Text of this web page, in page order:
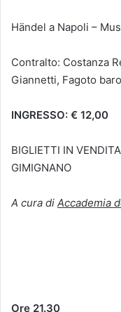
Händel a Napoli –
Contralto: Costanza
Giannetti, Fagoto
INGRESSO: € 12,00
BIGLIETTI IN
GIMIGNANO
A cura di Accademia
Ore 21.30